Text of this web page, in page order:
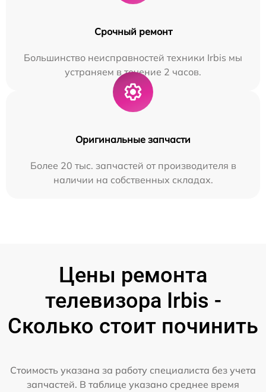
Срочный ремонт
Большинство неисправностей техники Irbis мы
устраняем в течение 2 часов.
Оригинальные запчасти
Более 20 тыс. запчастей от производителя в
наличии на собственных складах.
Цены ремонта
телевизора Irbis -
Сколько стоит починить
Стоимость указана за работу специалиста без учета
запчастей. В таблице указано среднее время